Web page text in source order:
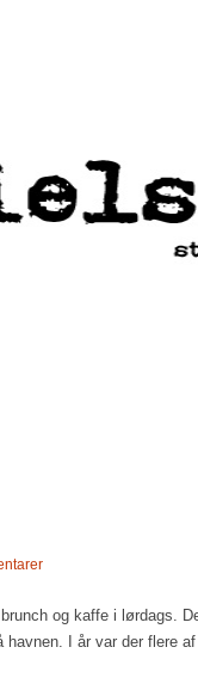
og kaffe i lørdags.
havnen. I år var der flere